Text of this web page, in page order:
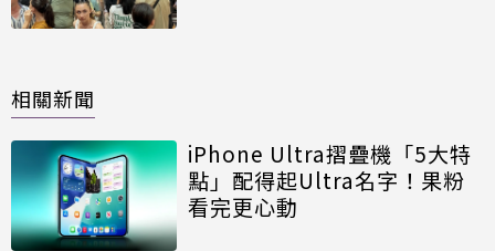
相關新聞
iPhone Ultra摺疊機「5大特
點」配得起Ultra名字！果粉
看完更心動